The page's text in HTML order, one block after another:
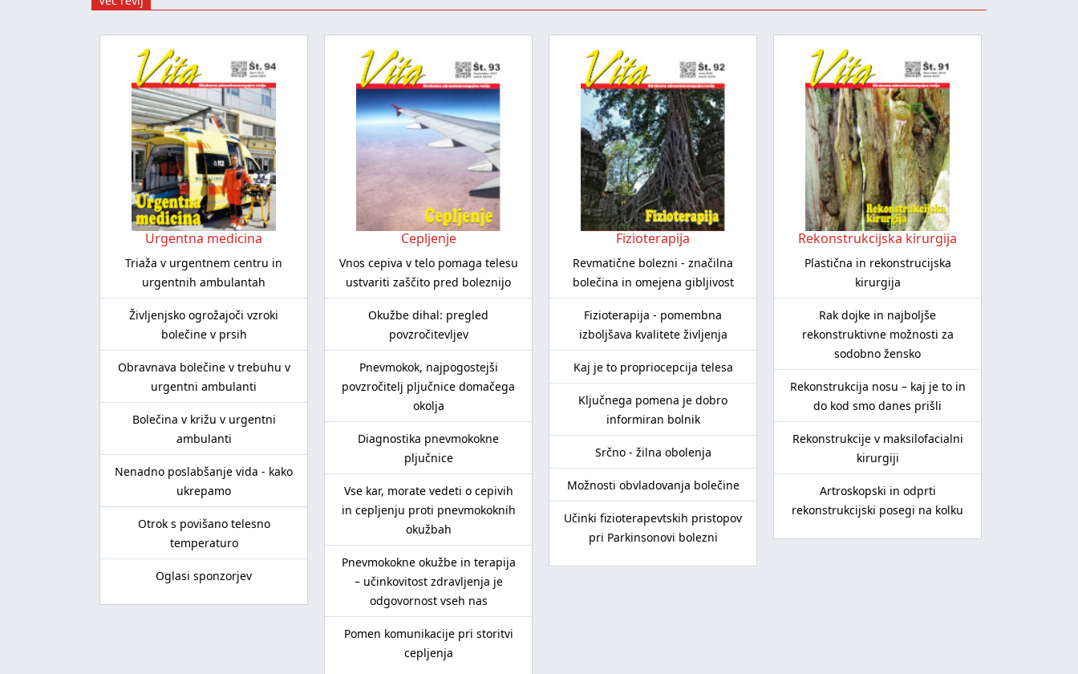
Urgentna medicina
Triaža v urgentnem centru in
urgentnih ambulantah
Življenjsko ogrožajoči vzroki
bolečine v prsih
Obravnava bolečine v trebuhu v
urgentni ambulanti
Bolečina v križu v urgentni
ambulanti
Nenadno poslabšanje vida - kako
ukrepamo
Otrok s povišano telesno
temperaturo
Oglasi sponzorjev
Cepljenje
Vnos cepiva v telo pomaga telesu
ustvariti zaščito pred boleznijo
Okužbe dihal: pregled
povzročitevljev
Pnevmokok, najpogostejši
povzročitelj pljučnice domačega
okolja
Diagnostika pnevmokokne
pljučnice
Vse kar, morate vedeti o cepivih
in cepljenju proti pnevmokoknih
okužbah
Pnevmokokne okužbe in terapija
– učinkovitost zdravljenja je
odgovornost vseh nas
Pomen komunikacije pri storitvi
cepljenja
Fizioterapija
Revmatične bolezni - značilna
bolečina in omejena gibljivost
Fizioterapija - pomembna
izboljšava kvalitete življenja
Kaj je to propriocepcija telesa
Ključnega pomena je dobro
informiran bolnik
Srčno - žilna obolenja
Možnosti obvladovanja bolečine
Učinki fizioterapevtskih pristopov
pri Parkinsonovi bolezni
Rekonstrukcijska kirurgija
Plastična in rekonstrucijska
kirurgija
Rak dojke in najboljše
rekonstruktivne možnosti za
sodobno žensko
Rekonstrukcija nosu – kaj je to in
do kod smo danes prišli
Rekonstrukcije v maksilofacialni
kirurgiji
Artroskopski in odprti
rekonstrukcijski posegi na kolku